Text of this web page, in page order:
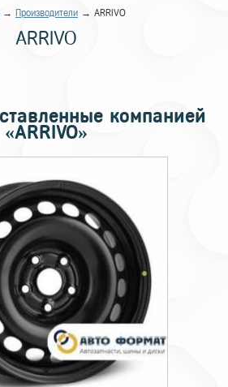
→ Производители → ARRIVO
ARRIVO
компанией
«ARRIVO»